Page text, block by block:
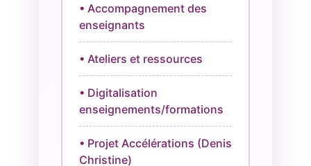
• Accompagnement des
enseignants
• Ateliers et ressources
• Digitalisation
enseignements/formations
• Projet Accélérations (Denis
Christine)